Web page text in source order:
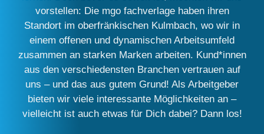
vorstellen: Die mgo fachverlage haben ihren
Standort im oberfränkischen Kulmbach, wo wir in
einem offenen und dynamischen Arbeitsumfeld
zusammen an starken Marken arbeiten. Kund*innen
aus den verschiedensten Branchen vertrauen auf
uns – und das aus gutem Grund! Als Arbeitgeber
bieten wir viele interessante Möglichkeiten an –
vielleicht ist auch etwas für Dich dabei? Dann los!